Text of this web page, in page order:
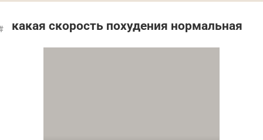
какая скорость похудения нормальная